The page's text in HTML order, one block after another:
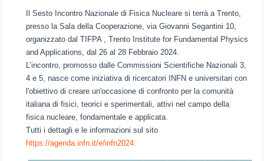
Il Sesto Incontro Nazionale di Fisica Nucleare si terrà a Trento,
presso la Sala della Cooperazione, via Giovanni Segantini 10,
organizzato dal TIFPA , Trento Institute for Fundamental Physics
and Applications, dal 26 al 28 Febbraio 2024.
L’incontro, promosso dalle Commissioni Scientifiche Nazionali 3,
4 e 5, nasce come iniziativa di ricercatori INFN e universitari con
l'obiettivo di creare un'occasione di confronto per la comunità
italiana di fisici, teorici e sperimentali, attivi nel campo della
fisica nucleare, fondamentale e applicata.
Tutti i dettagli e le informazioni sul sito
https://agenda.infn.it/e/infn2024